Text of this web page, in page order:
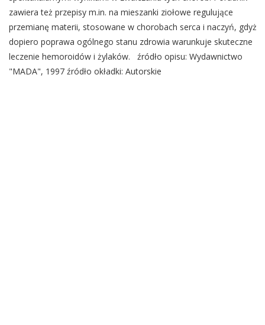
zawiera też przepisy m.in. na mieszanki ziołowe regulujące
przemianę materii, stosowane w chorobach serca i naczyń, gdyż
dopiero poprawa ogólnego stanu zdrowia warunkuje skuteczne
leczenie hemoroidów i żylaków. źródło opisu: Wydawnictwo
"MADA", 1997 źródło okładki: Autorskie